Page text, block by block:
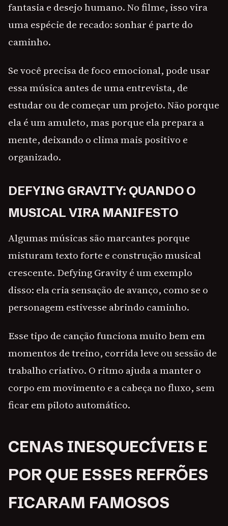
fantasia e desejo humano. No filme, isso vira
uma espécie de recado: sonhar é parte do
caminho.
Se você precisa de foco emocional, pode usar
essa música antes de uma entrevista, de
estudar ou de começar um projeto. Não porque
ela é um amuleto, mas porque ela prepara a
mente, deixando o clima mais positivo e
organizado.
DEFYING GRAVITY: QUANDO O
MUSICAL VIRA MANIFESTO
Algumas músicas são marcantes porque
misturam texto forte e construção musical
crescente. Defying Gravity é um exemplo
disso: ela cria sensação de avanço, como se o
personagem estivesse abrindo caminho.
Esse tipo de canção funciona muito bem em
momentos de treino, corrida leve ou sessão de
trabalho criativo. O ritmo ajuda a manter o
corpo em movimento e a cabeça no fluxo, sem
ficar em piloto automático.
CENAS INESQUECÍVEIS E
POR QUE ESSES REFRÕES
FICARAM FAMOSOS